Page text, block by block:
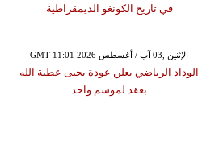
في تاريخ الكونغو الديمقراطية
GMT 11:01 2026 الإثنين ,03 آب / أغسطس
الوداد الرياضي يعلن عودة يحيى عطية الله
بعقد لموسم واحد